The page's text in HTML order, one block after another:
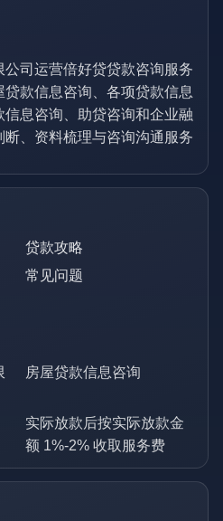
司运营倍好贷贷款咨询服务
款信息咨询、各项贷款信息
息咨询、助贷咨询和企业融
、资料梳理与咨询沟通服务
贷款攻略
常见问题
房屋贷款信息咨询
实际放款后按实际放款金
额 1%-2% 收取服务费